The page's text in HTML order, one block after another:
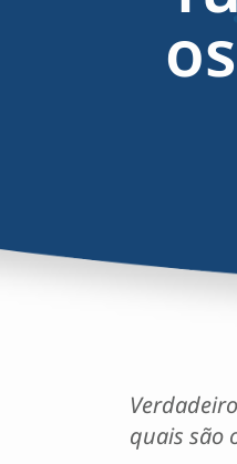
quais são